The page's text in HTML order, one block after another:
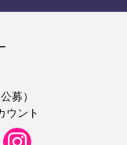
募）
ウント